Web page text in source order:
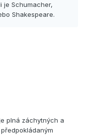
je Schumacher,
Shakespeare.
plná záchytných a